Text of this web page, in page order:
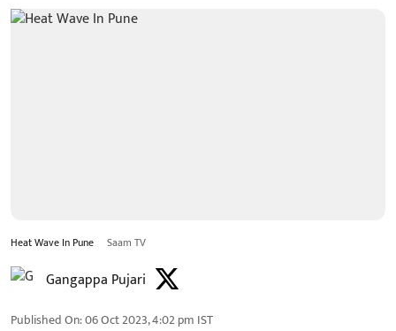
Heat Wave In Pune Saam TV
Gangappa Pujari
Published On:06 Oct 2023, 4:02 pm IST